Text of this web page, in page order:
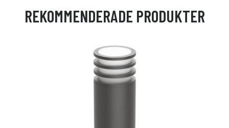
REKOMMENDERADE PRODUKTER